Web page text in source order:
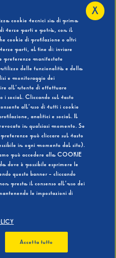
18 Anni?
NO
cookie tecnici sia di prima
terze parti e potrà, con il
cookie di profilazione o altri
parti, al fine di: inviare
preferenze manifestate
delle funzionalità e della
e monitoraggio dei
all’utente di effettuare
i social. Cliccando sul tasto
all’uso di tutti i cookie
analitici e social. Il
in qualsiasi momento. Se
può cliccare sul tasto
in ogni momento dal sito).
può accedere alla COOKIE
dove è possibile esprimere le
questo banner - cliccando
presta il consenso all’uso dei
le impostazioni di
Accetta tutto
X